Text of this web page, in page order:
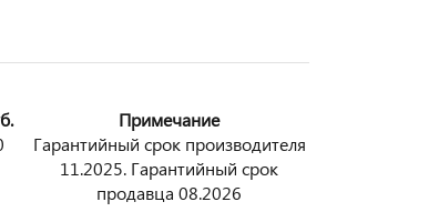
Примечание
Гарантийный срок производителя
11.2025. Гарантийный срок
продавца 08.2026